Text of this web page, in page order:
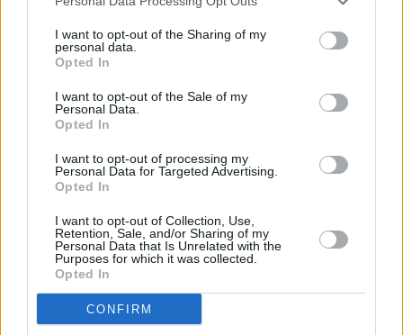
I want to opt-out of the Sharing of my
personal data.
Opted In
I want to opt-out of the Sale of my
Personal Data.
Opted In
I want to opt-out of processing my
Personal Data for Targeted Advertising.
Opted In
I want to opt-out of Collection, Use,
Retention, Sale, and/or Sharing of my
Personal Data that Is Unrelated with the
Purposes for which it was collected.
Opted In
CONFIRM
νοτιοδυτική Γαλλία, όπουμια πυρκαγιά που
αναζωπυρώθηκε από ισχυρούς ανέμους έχει κάψει 4.600
Ο Γάλλος πρωθυπουργός,
περασμένη εβδομάδα ότισχεδόν 7.000 πυρκαγιές έχουν
ξεσπάσει από την έναρξη της καλοκαιρινής περιόδου
Οι καυτές θερμοκρασίες του φετινού καλοκαιριούθα
ήταν «σχεδόν αδύνατες» πριν από 50 χρόνια
μελέτη απόδοσης ταχείας απόκρισηςαπό τηνWorld
Weather Attribution που κυκλοφόρησε τον Ιούνιο.